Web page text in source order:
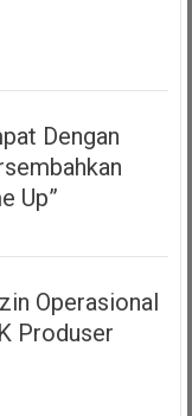
Dengan
Up”
Operasional
Produser